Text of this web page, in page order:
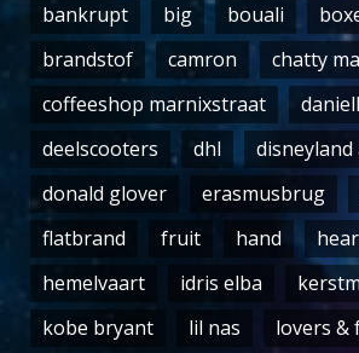
bankrupt
big bouali
brandstof
camron
chatty
coffeeshop marnixstraat
deelscooters
dhl
donald glover
erasmusbrug
flatbrand
fruit hand
hemelvaart
idris elba
kobe bryant
lil nas lovers &